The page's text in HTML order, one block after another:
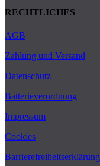
RECHTLICHES
AGB
Zahlung und Versand
Datenschutz
Batterieverordnung
Impressum
Cookies
Barrierefreiheitserklärung